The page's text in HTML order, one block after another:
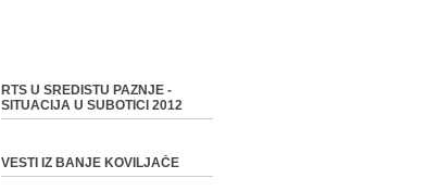
RTS U SREDISTU PAZNJE -
SITUACIJA U SUBOTICI 2012
VESTI IZ BANJE KOVILJAČE